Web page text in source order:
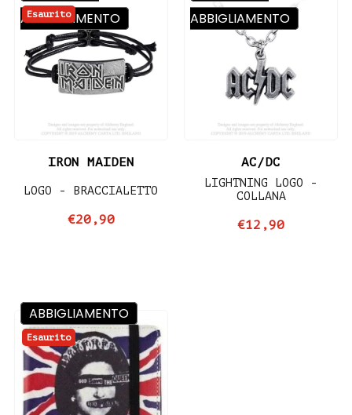
Esaurito
IRON MAIDEN
LOGO - BRACCIALETTO
€20,90
ABBIGLIAMENTO
AC/DC
LIGHTNING LOGO -
COLLANA
€12,90
ABBIGLIAMENTO
Esaurito
ABBIGLIAMENTO